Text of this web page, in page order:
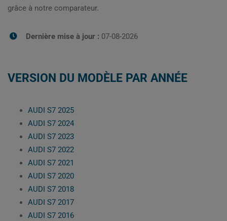
grâce à notre comparateur.
Dernière mise à jour : 07-08-2026
VERSION DU MODÈLE PAR ANNÉE
AUDI S7 2025
AUDI S7 2024
AUDI S7 2023
AUDI S7 2022
AUDI S7 2021
AUDI S7 2020
AUDI S7 2018
AUDI S7 2017
AUDI S7 2016